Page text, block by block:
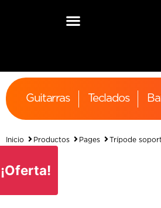
Guitarras Teclados
Inicio Productos Pages Trípode
¡Oferta!